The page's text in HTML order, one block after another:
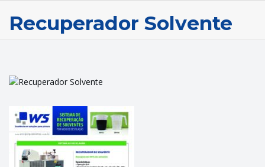
Recuperador Solvente